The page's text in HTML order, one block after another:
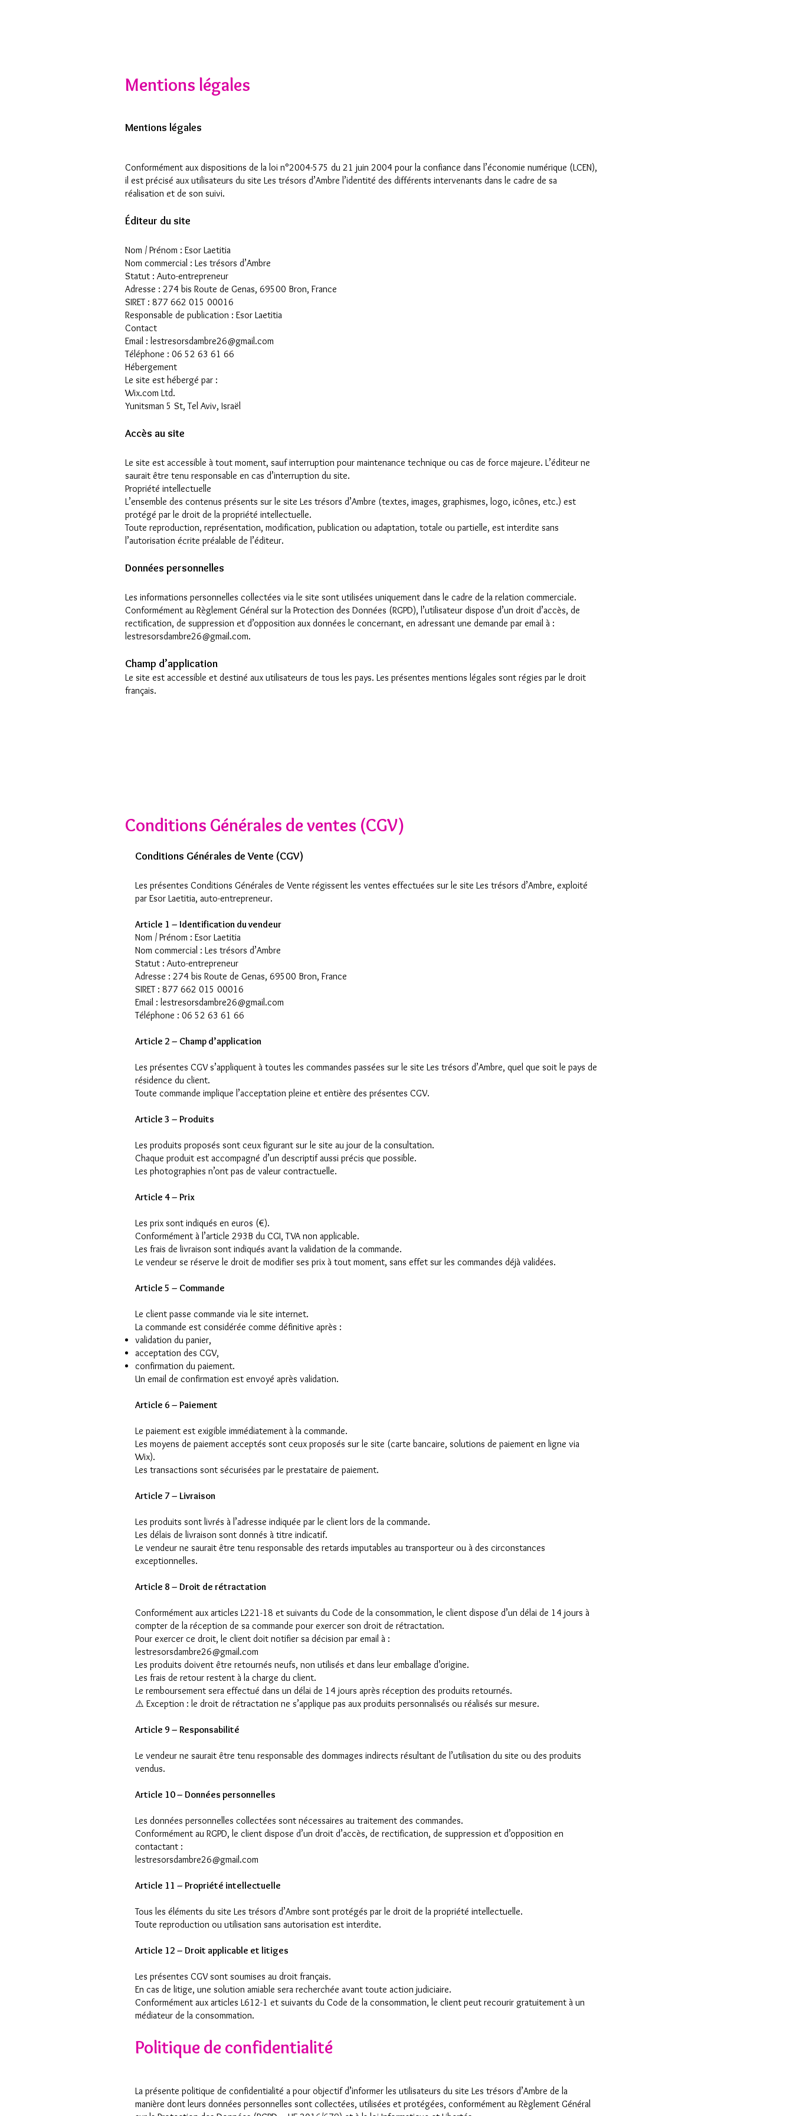
Mentions légales
Mentions légales
Conformément aux dispositions de la loi n°2004-575 du 21 juin 2004 pour la confiance dans l’économie numérique (LCEN),
il est précisé aux utilisateurs du site Les trésors d’Ambre l’identité des différents intervenants dans le cadre de sa
réalisation et de son suivi.
Éditeur du site
Nom / Prénom : Esor Laetitia
Nom commercial : Les trésors d’Ambre
Statut : Auto-entrepreneur
Adresse : 274 bis Route de Genas, 69500 Bron, France
SIRET : 877 662 015 00016
Responsable de publication : Esor Laetitia
Contact
Email : lestresorsdambre26@gmail.com
Téléphone : 06 52 63 61 66
Hébergement
Le site est hébergé par :
Wix.com Ltd.
Yunitsman 5 St, Tel Aviv, Israël
Accès au site
Le site est accessible à tout moment, sauf interruption pour maintenance technique ou cas de force majeure. L’éditeur ne
saurait être tenu responsable en cas d’interruption du site.
Propriété intellectuelle
L’ensemble des contenus présents sur le site Les trésors d’Ambre (textes, images, graphismes, logo, icônes, etc.) est
protégé par le droit de la propriété intellectuelle.
Toute reproduction, représentation, modification, publication ou adaptation, totale ou partielle, est interdite sans
l’autorisation écrite préalable de l’éditeur.
Données personnelles
Les informations personnelles collectées via le site sont utilisées uniquement dans le cadre de la relation commerciale.
Conformément au Règlement Général sur la Protection des Données (RGPD), l’utilisateur dispose d’un droit d’accès, de
rectification, de suppression et d’opposition aux données le concernant, en adressant une demande par email à :
lestresorsdambre26@gmail.com.
Champ d’application
Le site est accessible et destiné aux utilisateurs de tous les pays. Les présentes mentions légales sont régies par le droit
français.
Conditions Générales de ventes (CGV)
Conditions Générales de Vente (CGV)
Les présentes Conditions Générales de Vente régissent les ventes effectuées sur le site Les trésors d’Ambre, exploité
par Esor Laetitia, auto-entrepreneur.
Article 1 – Identification du vendeur
Nom / Prénom : Esor Laetitia
Nom commercial : Les trésors d’Ambre
Statut : Auto-entrepreneur
Adresse : 274 bis Route de Genas, 69500 Bron, France
SIRET : 877 662 015 00016
Email : lestresorsdambre26@gmail.com
Téléphone : 06 52 63 61 66
Article 2 – Champ d’application
Les présentes CGV s’appliquent à toutes les commandes passées sur le site Les trésors d’Ambre, quel que soit le pays de
résidence du client.
Toute commande implique l’acceptation pleine et entière des présentes CGV.
Article 3 – Produits
Les produits proposés sont ceux figurant sur le site au jour de la consultation.
Chaque produit est accompagné d’un descriptif aussi précis que possible.
Les photographies n’ont pas de valeur contractuelle.
Article 4 – Prix
Les prix sont indiqués en euros (€).
Conformément à l’article 293B du CGI, TVA non applicable.
Les frais de livraison sont indiqués avant la validation de la commande.
Le vendeur se réserve le droit de modifier ses prix à tout moment, sans effet sur les commandes déjà validées.
Article 5 – Commande
Le client passe commande via le site internet.
La commande est considérée comme définitive après :
validation du panier,
acceptation des CGV,
confirmation du paiement.
Un email de confirmation est envoyé après validation.
Article 6 – Paiement
Le paiement est exigible immédiatement à la commande.
Les moyens de paiement acceptés sont ceux proposés sur le site (carte bancaire, solutions de paiement en ligne via
Wix).
Les transactions sont sécurisées par le prestataire de paiement.
Article 7 – Livraison
Les produits sont livrés à l’adresse indiquée par le client lors de la commande.
Les délais de livraison sont donnés à titre indicatif.
Le vendeur ne saurait être tenu responsable des retards imputables au transporteur ou à des circonstances
exceptionnelles.
Article 8 – Droit de rétractation
Conformément aux articles L221-18 et suivants du Code de la consommation, le client dispose d’un délai de 14 jours à
compter de la réception de sa commande pour exercer son droit de rétractation.
Pour exercer ce droit, le client doit notifier sa décision par email à :
lestresorsdambre26@gmail.com
Les produits doivent être retournés neufs, non utilisés et dans leur emballage d’origine.
Les frais de retour restent à la charge du client.
Le remboursement sera effectué dans un délai de 14 jours après réception des produits retournés.
⚠️ Exception : le droit de rétractation ne s’applique pas aux produits personnalisés ou réalisés sur mesure.
Article 9 – Responsabilité
Le vendeur ne saurait être tenu responsable des dommages indirects résultant de l’utilisation du site ou des produits
vendus.
Article 10 – Données personnelles
Les données personnelles collectées sont nécessaires au traitement des commandes.
Conformément au RGPD, le client dispose d’un droit d’accès, de rectification, de suppression et d’opposition en
contactant :
lestresorsdambre26@gmail.com
Article 11 – Propriété intellectuelle
Tous les éléments du site Les trésors d’Ambre sont protégés par le droit de la propriété intellectuelle.
Toute reproduction ou utilisation sans autorisation est interdite.
Article 12 – Droit applicable et litiges
Les présentes CGV sont soumises au droit français.
En cas de litige, une solution amiable sera recherchée avant toute action judiciaire.
Conformément aux articles L612-1 et suivants du Code de la consommation, le client peut recourir gratuitement à un
médiateur de la consommation.
Politique de confidentialité
La présente politique de confidentialité a pour objectif d’informer les utilisateurs du site Les trésors d’Ambre de la
manière dont leurs données personnelles sont collectées, utilisées et protégées, conformément au Règlement Général